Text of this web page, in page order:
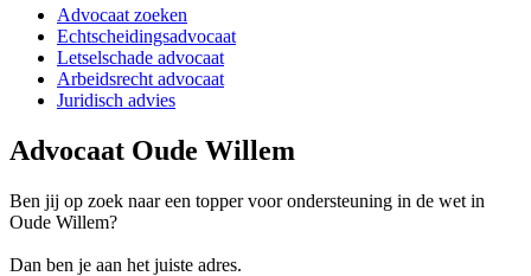
Advocaat zoeken
Echtscheidingsadvocaat
Letselschade advocaat
Arbeidsrecht advocaat
Juridisch advies
Advocaat Oude Willem
Ben jij op zoek naar een topper voor ondersteuning in de wet in
Oude Willem?
Dan ben je aan het juiste adres.